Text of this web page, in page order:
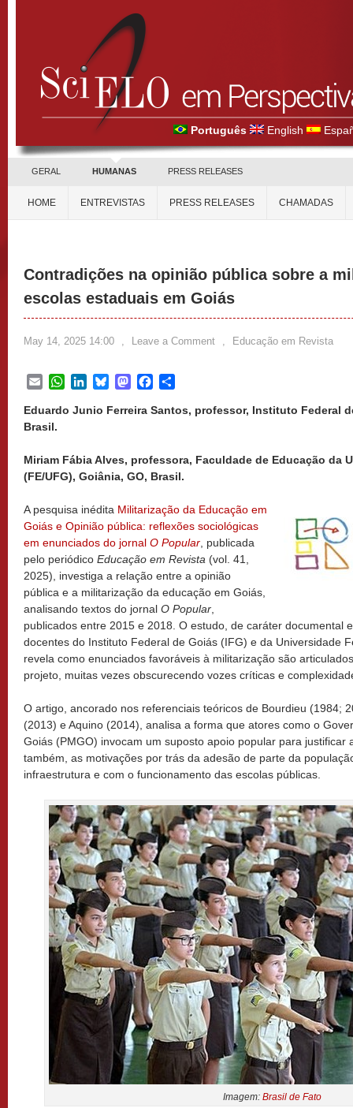
Português English
GERAL HUMANAS PRESS RELEASES
HOME ENTREVISTAS PRESS RELEASES CHAMADAS
Contradições na opinião pública sobre a
escolas estaduais em Goiás
May 14, 2025 14:00 , Leave a Comment , Educação em Revista
EmailWhatsApp
LinkedInBlueskyMastodonFacebook
Eduardo Junio Ferreira Santos, professor, Instituto Federal
Brasil.
Miriam Fábia Alves, professora, Faculdade de Educação da
(FE/UFG), Goiânia, GO, Brasil.
A pesquisa inédita Militarização da Educação em
Goiás e Opinião pública: reflexões sociológicas
em enunciados do jornal O Popular , publicada
pelo periódico Educação em Revista (vol. 41,
2025), investiga a relação entre a opinião
pública e a militarização da educação em Goiás,
analisando textos do jornal O Popular
publicados entre 2015 e 2018. O estudo, de caráter documental
docentes do Instituto Federal de Goiás (IFG) e da Universidade
revela como enunciados favoráveis à militarização são
projeto, muitas vezes obscurecendo vozes críticas e
O artigo, ancorado nos referenciais teóricos de Bourdieu (1984;
(2013) e Aquino (2014), analisa a forma que atores como o
Goiás (PMGO) invocam um suposto apoio popular para justificar
também, as motivações por trás da adesão de parte da
infraestrutura e com o funcionamento das escolas públicas.
Imagem: Brasil de Fato